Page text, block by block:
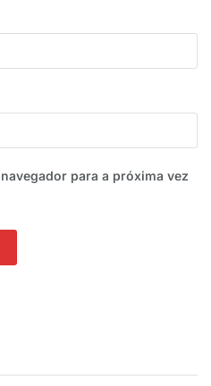
para a próxima vez